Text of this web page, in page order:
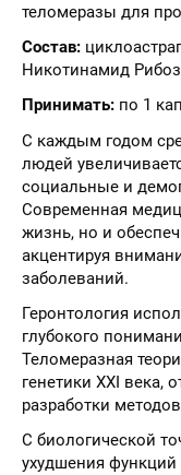
теломеразы для
Состав:
Никотинамид
Принимать: по 1
С каждым годом
людей
социальные и
Современная
жизнь, но и
акцентируя
заболеваний.
Геронтология
глубокого
Теломеразная
генетики XXI века,
разработки
С биологической
ухудшения